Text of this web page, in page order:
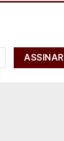
ASSINAR